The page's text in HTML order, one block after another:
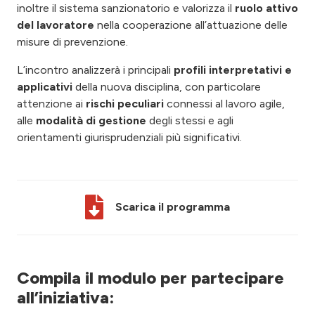
inoltre il sistema sanzionatorio e valorizza il ruolo attivo
del lavoratore nella cooperazione all’attuazione delle
misure di prevenzione.
L’incontro analizzerà i principali profili interpretativi e
applicativi della nuova disciplina, con particolare
attenzione ai rischi peculiari connessi al lavoro agile,
alle modalità di gestione degli stessi e agli
orientamenti giurisprudenziali più significativi.
Scarica il programma
Compila il modulo per partecipare
all’iniziativa: